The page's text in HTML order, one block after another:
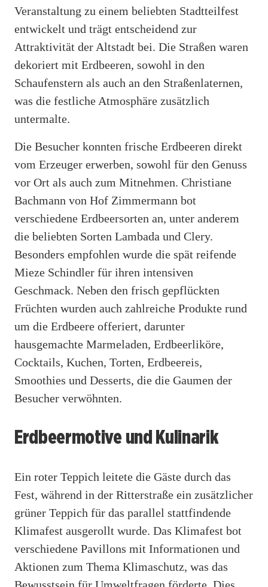
Veranstaltung zu einem beliebten Stadtteilfest
entwickelt und trägt entscheidend zur
Attraktivität der Altstadt bei. Die Straßen waren
dekoriert mit Erdbeeren, sowohl in den
Schaufenstern als auch an den Straßenlaternen,
was die festliche Atmosphäre zusätzlich
untermalte.
Die Besucher konnten frische Erdbeeren direkt
vom Erzeuger erwerben, sowohl für den Genuss
vor Ort als auch zum Mitnehmen. Christiane
Bachmann von Hof Zimmermann bot
verschiedene Erdbeersorten an, unter anderem
die beliebten Sorten Lambada und Clery.
Besonders empfohlen wurde die spät reifende
Mieze Schindler für ihren intensiven
Geschmack. Neben den frisch gepflückten
Früchten wurden auch zahlreiche Produkte rund
um die Erdbeere offeriert, darunter
hausgemachte Marmeladen, Erdbeerliköre,
Cocktails, Kuchen, Torten, Erdbeereis,
Smoothies und Desserts, die die Gaumen der
Besucher verwöhnten.
Erdbeermotive und Kulinarik
Ein roter Teppich leitete die Gäste durch das
Fest, während in der Ritterstraße ein zusätzlicher
grüner Teppich für das parallel stattfindende
Klimafest ausgerollt wurde. Das Klimafest bot
verschiedene Pavillons mit Informationen und
Aktionen zum Thema Klimaschutz, was das